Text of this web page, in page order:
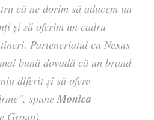
că ne dorim să aducem un
și să oferim un cadru
Parteneriatul cu Nexus
bună dovadă că un brand
diferit și să ofere
spuneMonica
Group).